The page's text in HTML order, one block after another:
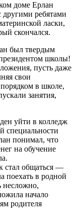
доме Ерлан
другими ребятами
ласки,
скончался.
был твердым
школы!
пусть даже
свои
в школе,
занятия,
уйти в колледж
специальности
понимал, что
на обучение
стал общаться —
поехать в родной
несложно,
начало
родителя